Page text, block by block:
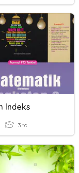
Indeks
3rd